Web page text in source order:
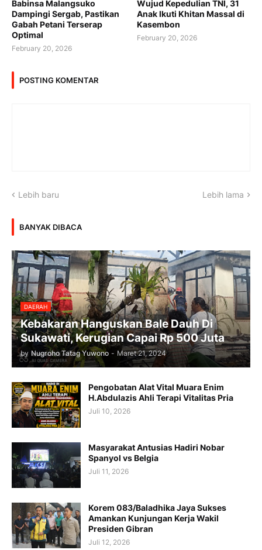
Babinsa Malangsuko
Dampingi Sergab, Pastikan
Gabah Petani Terserap
Optimal
February 20, 2026
Wujud Kepedulian TNI, 31
Anak Ikuti Khitan Massal di
Kasembon
February 20, 2026
POSTING KOMENTAR
Lebih baru Lebih lama
BANYAK DIBACA
DAERAH
Kebakaran Hanguskan Bale Dauh Di
Sukawati, Kerugian Capai Rp 500 Juta
by Nugroho Tatag Yuwono - Maret 21, 2024
Pengobatan Alat Vital Muara Enim
H.Abdulazis Ahli Terapi Vitalitas Pria
Juli 10, 2026
Masyarakat Antusias Hadiri Nobar
Spanyol vs Belgia
Juli 11, 2026
Korem 083/Baladhika Jaya Sukses
Amankan Kunjungan Kerja Wakil
Presiden Gibran
Juli 12, 2026